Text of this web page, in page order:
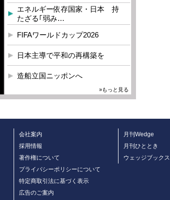
エネルギー依存国家・日本 持
たざる｢弱み…
FIFAワールドカップ2026
日本主導で平和の再構築を
造船立国ニッポンへ
»もっと見る
会社案内
採用情報
著作権について
プライバシーポリシーについて
特定商取引法に基づく表示
広告のご案内
月刊Wedge
月刊ひととき
ウェッジブックス